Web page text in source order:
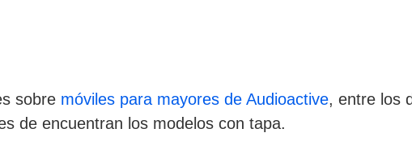
sobre móviles para mayores de Audioactive, entre los
de encuentran los modelos con tapa.